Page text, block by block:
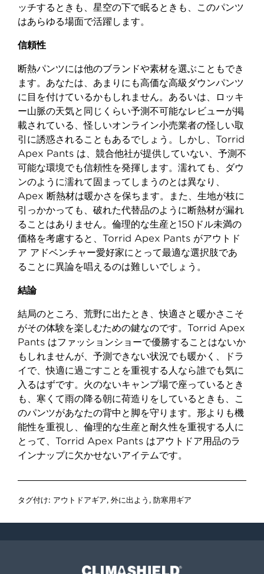
ッチするときも、星空の下で眠るときも、このパンツ
はあらゆる場面で活躍します。
信頼性
断熱パンツには他のブランドや素材を選ぶこともでき
ます。あなたは、あまりにも高価な高級ダウンパンツ
に目を付けているかもしれません。あるいは、ロッキ
ー山脈の天気と同じくらい予測不可能なレビューが掲
載されている、怪しいオンライン小売業者の怪しい取
引に誘惑されることもあるでしょう。しかし、Torrid
Apex Pants は、競合他社が提供していない、予測不
可能な環境でも信頼性を発揮します。濡れても、ダウ
ンのように濡れて固まってしまうのとは異なり、
Apex 断熱材は暖かさを保ちます。また、生地が枝に
引っかかっても、破れた代替品のように断熱材が漏れ
ることはありません。倫理的な生産と150ドル未満の
価格を考慮すると、Torrid Apex Pants がアウトド
ア アドベンチャー愛好家にとって最適な選択肢であ
ることに異論を唱えるのは難しいでしょう。
結論
結局のところ、荒野に出たとき、快適さと暖かさこそ
がその体験を楽しむための鍵なのです。Torrid Apex
Pants はファッションショーで優勝することはないか
もしれませんが、予測できない状況でも暖かく、ドラ
イで、快適に過ごすことを重視する人なら誰でも気に
入るはずです。火のないキャンプ場で座っているとき
も、寒くて雨の降る朝に荷造りをしているときも、こ
のパンツがあなたの背中と脚を守ります。形よりも機
能性を重視し、倫理的な生産と耐久性を重視する人に
とって、Torrid Apex Pants はアウトドア用品のラ
インナップに欠かせないアイテムです。
タグ付け: アウトドアギア, 外に出よう , 防寒用ギア
Climashield®